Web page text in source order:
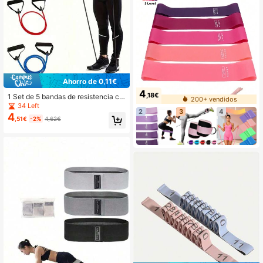
Ahorro de 0,11€
1 Set de 5 bandas de resistencia co
n asas, adecuadas para entrenamie
nto en casa, pilates, moldeado
34 Left
4 ,51€ -2% 4,62€
4,18€
200+ vendidos
2
3 4